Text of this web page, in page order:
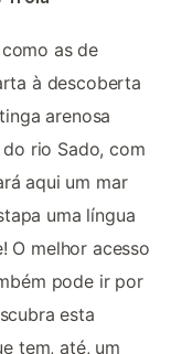
as de
à descoberta
arenosa
rio Sado, com
aqui um mar
uma língua
O melhor acesso
pode ir por
esta
tem, até, um